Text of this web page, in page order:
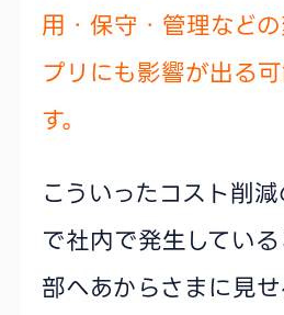
用・保守・管理など
プリにも影響が出る
す。
こういったコスト削
で社内で発生してい
部へあからさまに見